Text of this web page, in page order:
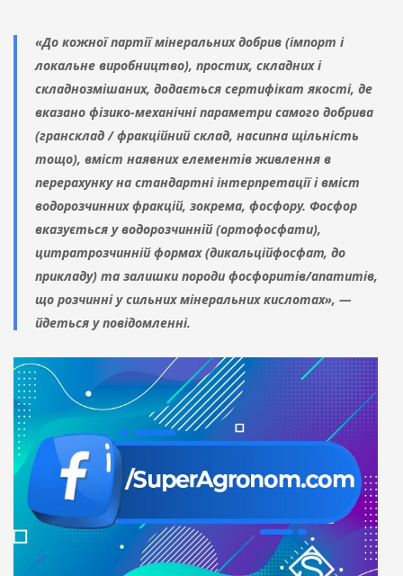
«До кожної партії мінеральних добрив (імпорт і
локальне виробництво), простих, складних і
складнозмішаних, додається сертифікат якості, де
вказано фізико-механічні параметри самого добрива
(грансклад / фракційний склад, насипна щільність
тощо), вміст наявних елементів живлення в
перерахунку на стандартні інтерпретації і вміст
водорозчинних фракцій, зокрема, фосфору. Фосфор
вказується у водорозчинній (ортофосфати),
цитратрозчинній формах (дикальційфосфат, до
прикладу) та залишки породи фосфоритів/апатитів,
що розчинні у сильних мінеральних кислотах», —
йдеться у повідомленні.